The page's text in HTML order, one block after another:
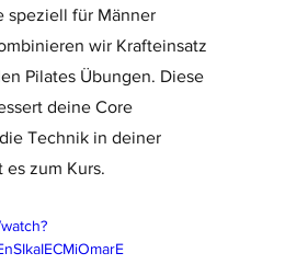
speziell für Männer
wir Krafteinsatz
Pilates Übungen. Diese
deine Core
Technik in deiner
zum Kurs.